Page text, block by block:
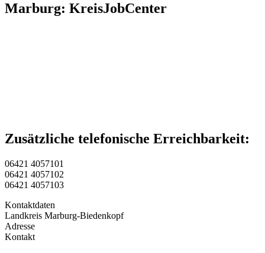
Marburg: KreisJobCenter
Zusätzliche telefonische Erreichbarkeit:
06421 4057101
06421 4057102
06421 4057103
Kontaktdaten
Landkreis Marburg-Biedenkopf
Adresse
Kontakt